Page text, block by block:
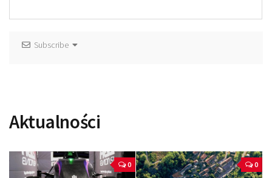
Subscribe
Aktualności
0 0